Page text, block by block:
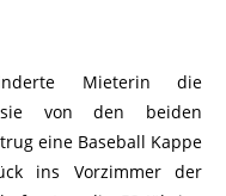
Mieterin die
sie von den beiden
eine Baseball Kappe
ins Vorzimmer der